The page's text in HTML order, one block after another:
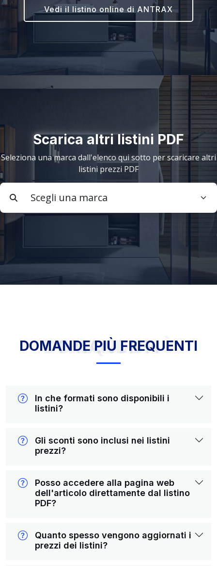
Vedi il listino online di ANTRAX
Scarica altri listini PDF
Seleziona una marca dall'elenco qui sotto per scaricare altri
listini prezzi PDF
DOMANDE PIÙ FREQUENTI
DOMANDE PIÙ FREQUENTI
In che formati sono disponibili i
listini?
Gli sconti sono inclusi nei listini
prezzi?
Posso accedere alla pagina web
dell'articolo direttamente dal listino
PDF?
Quanto spesso vengono aggiornati i
prezzi dei listini?